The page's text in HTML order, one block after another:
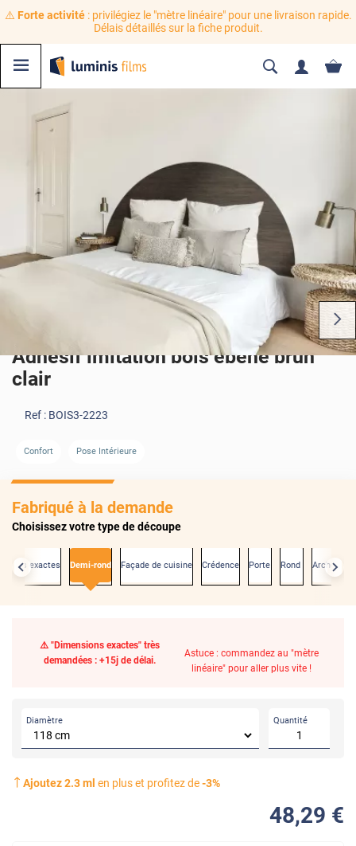
⚠️ Forte activité: privilégiez le "mètre linéaire" pour une livraison rapide.
Délais détaillés sur la fiche produit.
Adhésif imitation bois ébène brun
clair
Ref : BOIS3-2223
Confort Pose Intérieure
Fabriqué à la demande
Choisissez votre type de découpe
exactes Demi-rond Façade de cuisine Crédence Porte Rond Arche
⚠️ "Dimensions exactes" très
demandées : +15j de délai.
Astuce : commandez au "mètre
linéaire" pour aller plus vite !
Diamètre Quantité
Ajoutez2.3ml en plus et profitez de-3%
48,29 €